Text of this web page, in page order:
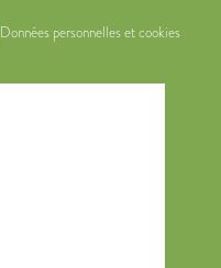
Données personnelles et cookies